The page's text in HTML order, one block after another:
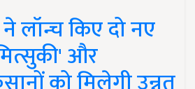
लॉन्च किए दो नए
और